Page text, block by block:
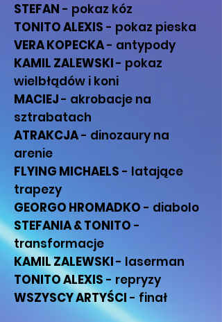
STEFAN - pokaz kóz
TONITO ALEXIS - pokaz pieska
VERA KOPECKA- antypody
KAMIL ZALEWSKI- pokaz
wielbłądów i koni
MACIEJ- akrobacje na
sztrabatach
ATRAKCJA- dinozaury na
arenie
FLYING MICHAELS - latające
trapezy
GEORGO HROMADKO - diabolo
STEFANIA & TONITO -
transformacje
KAMIL ZALEWSKI- laserman
TONITO ALEXIS - repryzy
WSZYSCY ARTYŚCI - finał